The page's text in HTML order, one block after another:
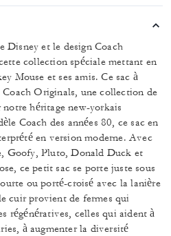
Disney et le design Coach
collection spéciale mettant en
Mouse et ses amis. Ce sac à
Originals, une collection de
héritage new-yorkais
Coach des années 80, ce sac en
en version moderne. Avec
Goofy, Pluto, Donald Duck et
ce petit sac se porte juste sous
ou porté-croisé avec la lanière
cuir provient de fermes qui
régénératives, celles qui aident à
à augmenter la diversité